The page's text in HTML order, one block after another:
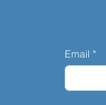
Email